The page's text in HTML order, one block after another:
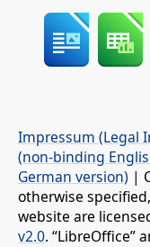
Impressum (Legal
(non-binding
German version) |
otherwise
website are
v2.0. “LibreOffice”